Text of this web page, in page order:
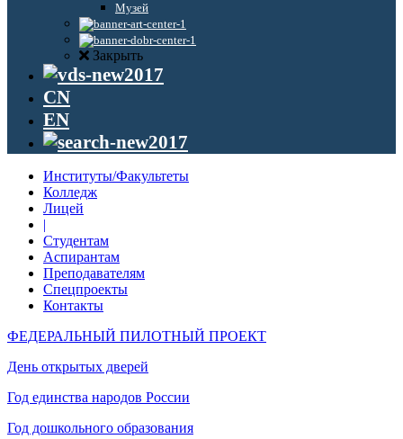
Музей
Закрыть
CN
EN
Институты/Факультеты
Колледж
Лицей
|
Студентам
Аспирантам
Преподавателям
Спецпроекты
Контакты
ФЕДЕРАЛЬНЫЙ ПИЛОТНЫЙ ПРОЕКТ
День открытых дверей
Год единства народов России
Год дошкольного образования